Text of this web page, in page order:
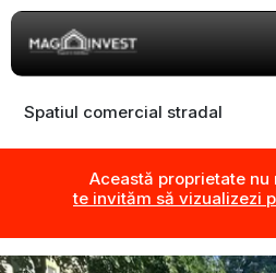
Spatiul comercial stradal
Această proprietate
te invităm să vizualizezi